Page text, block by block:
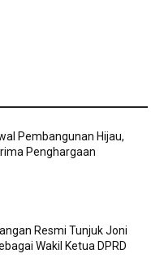
Pembangunan Hijau,
Penghargaan
Resmi Tunjuk Joni
Wakil Ketua DPRD